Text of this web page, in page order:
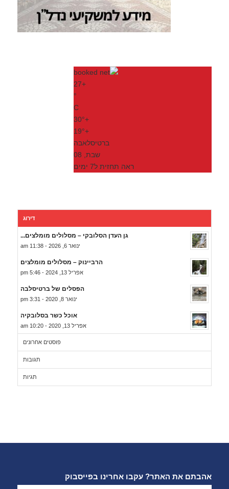
+
27
°
C
+
30°
+
19°
ברטיסלאבה
שבת, 08
ראה תחזית ל7 ימים
דירוג
גן העדן הסלובקי – מסלולים מומלצים...
ינואר 6, 2026 - 11:38 am
הרביינוק – מסלולים מומלצים
אפריל 13, 2024 - 5:46 pm
הפסלים של ברטיסלבה
ינואר 8, 2020 - 3:31 pm
אוכל כשר בסלובקיה
אפריל 13, 2020 - 10:20 am
פוסטים אחרונים
תגובות
תגיות
אהבתם את האתר? עקבו אחרינו בפייסבוק